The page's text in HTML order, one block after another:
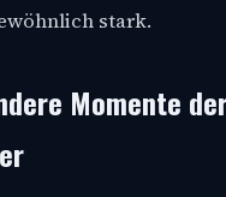
stark.
Momente